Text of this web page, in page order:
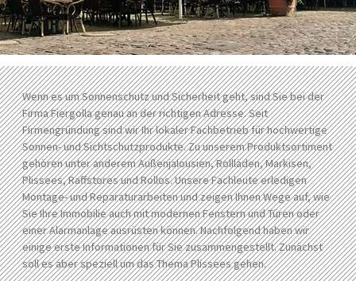
Wenn es um Sonnenschutz und Sicherheit geht, sind Sie bei der
Firma Fiergolla genau an der richtigen Adresse. Seit
Firmengründung sind wir Ihr lokaler Fachbetrieb für hochwertige
Sonnen- und Sichtschutzprodukte. Zu unserem Produktsortiment
gehören unter anderem Außenjalousien, Rollläden, Markisen,
Plissees, Raffstores und Rollos. Unsere Fachleute erledigen
Montage- und Reparaturarbeiten und zeigen Ihnen Wege auf, wie
Sie Ihre Immobilie auch mit modernen Fenstern und Türen oder
einer Alarmanlage ausrüsten können. Nachfolgend haben wir
einige erste Informationen für Sie zusammengestellt. Zunächst
soll es aber speziell um das Thema Plissees gehen.